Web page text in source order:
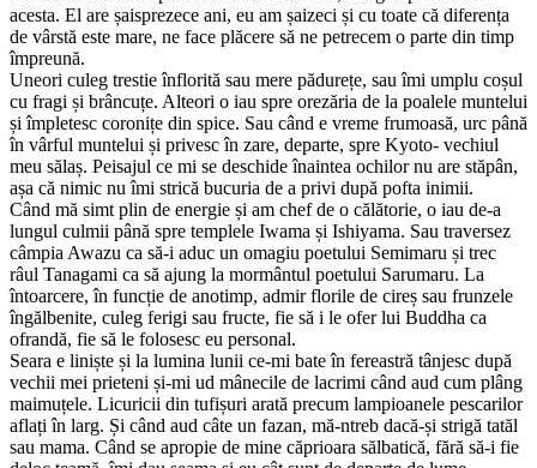
acesta. El are șaisprezece ani, eu am șaizeci și cu toate că diferența
de vârstă este mare, ne face plăcere să ne petrecem o parte din timp
împreună.
Uneori culeg trestie înflorită sau mere pădurețe, sau îmi umplu coșul
cu fragi și brâncuțe. Alteori o iau spre orezăria de la poalele muntelui
și împletesc coronițe din spice. Sau când e vreme frumoasă, urc până
în vârful muntelui și privesc în zare, departe, spre Kyoto- vechiul
meu sălaș. Peisajul ce mi se deschide înaintea ochilor nu are stăpân,
așa că nimic nu îmi strică bucuria de a privi după pofta inimii.
Când mă simt plin de energie și am chef de o călătorie, o iau de-a
lungul culmii până spre templele Iwama și Ishiyama. Sau traversez
câmpia Awazu ca să-i aduc un omagiu poetului Semimaru și trec
râul Tanagami ca să ajung la mormântul poetului Sarumaru. La
întoarcere, în funcție de anotimp, admir florile de cireș sau frunzele
îngălbenite, culeg ferigi sau fructe, fie să i le ofer lui Buddha ca
ofrandă, fie să le folosesc eu personal.
Seara e liniște și la lumina lunii ce-mi bate în fereastră tânjesc după
vechii mei prieteni și-mi ud mânecile de lacrimi când aud cum plâng
maimuțele. Licuricii din tufișuri arată precum lampioanele pescarilor
aflați în larg. Și când aud câte un fazan, mă-ntreb dacă-și strigă tatăl
sau mama. Când se apropie de mine căprioara sălbatică, fără să-i fie